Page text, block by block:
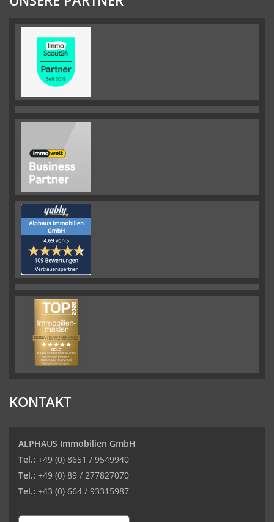
KONTAKT
ALPHAUS Immobilien GmbH
Tel.: +49 (0) 8651 / 9549940
Tel.: +49 (0) 89 / 277827070
Tel.: +43 (0) 664 / 93315987